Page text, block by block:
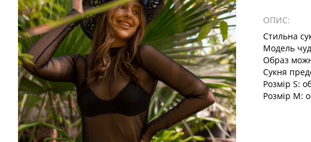
ОПИС:
Стильна
Модель
Образ
Сукня
Розмір S:
Розмір М: